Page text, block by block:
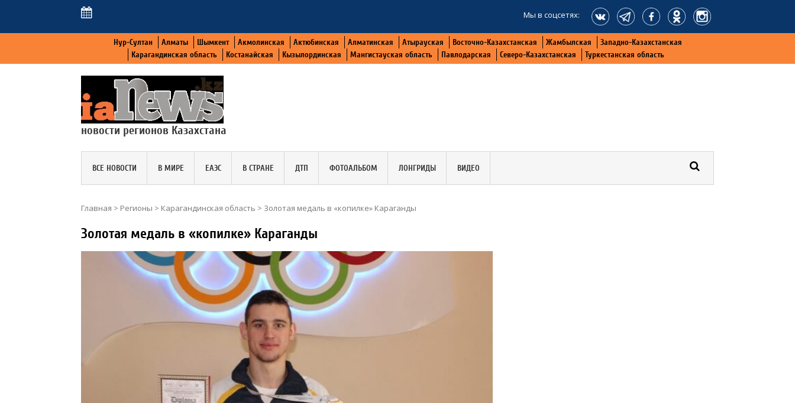
Мы в соцсетях:
Нур-Султан Алматы Шымкент Акмолинская Актюбинская Алматинская Атырауская Восточно-Казахстанская Жамбылская
Западно-Казахстанская
Карагандинская область
Костанайская Кызылординская Мангистауская область Павлодарская Северо-Казахстанская Туркестанская область
новости регионов Казахстана
ВСЕ НОВОСТИ В МИРЕ ЕАЭС В СТРАНЕ ДТП ФОТОАЛЬБОМ ЛОНГРИДЫ ВИДЕО
Главная > Регионы > Карагандинская область > Золотая медаль в «копилке» Караганды
Золотая медаль в «копилке» Караганды